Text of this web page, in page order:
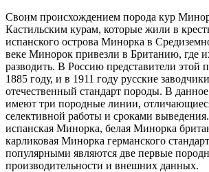
Своим происхождением порода кур
Кастильским курам, которые жили в
испанского острова Минорка в
веке Минорок привезли в Британию, где
разводить. В Россию представители этой
1885 году, и в 1911 году русские
отечественный стандарт породы. В
имеют три породные линии,
селективной работы и сроками
испанская Минорка, белая Минорка
карликовая Минорка германского
популярными являются две первые
производительности и внешних данных.